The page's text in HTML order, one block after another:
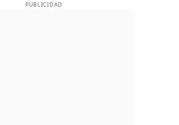
PUBLICIDAD